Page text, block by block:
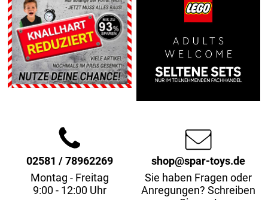
02581 / 78962269
Montag - Freitag
9:00 - 12:00 Uhr
shop@spar-toys.de
Sie haben Fragen oder
Anregungen? Schreiben